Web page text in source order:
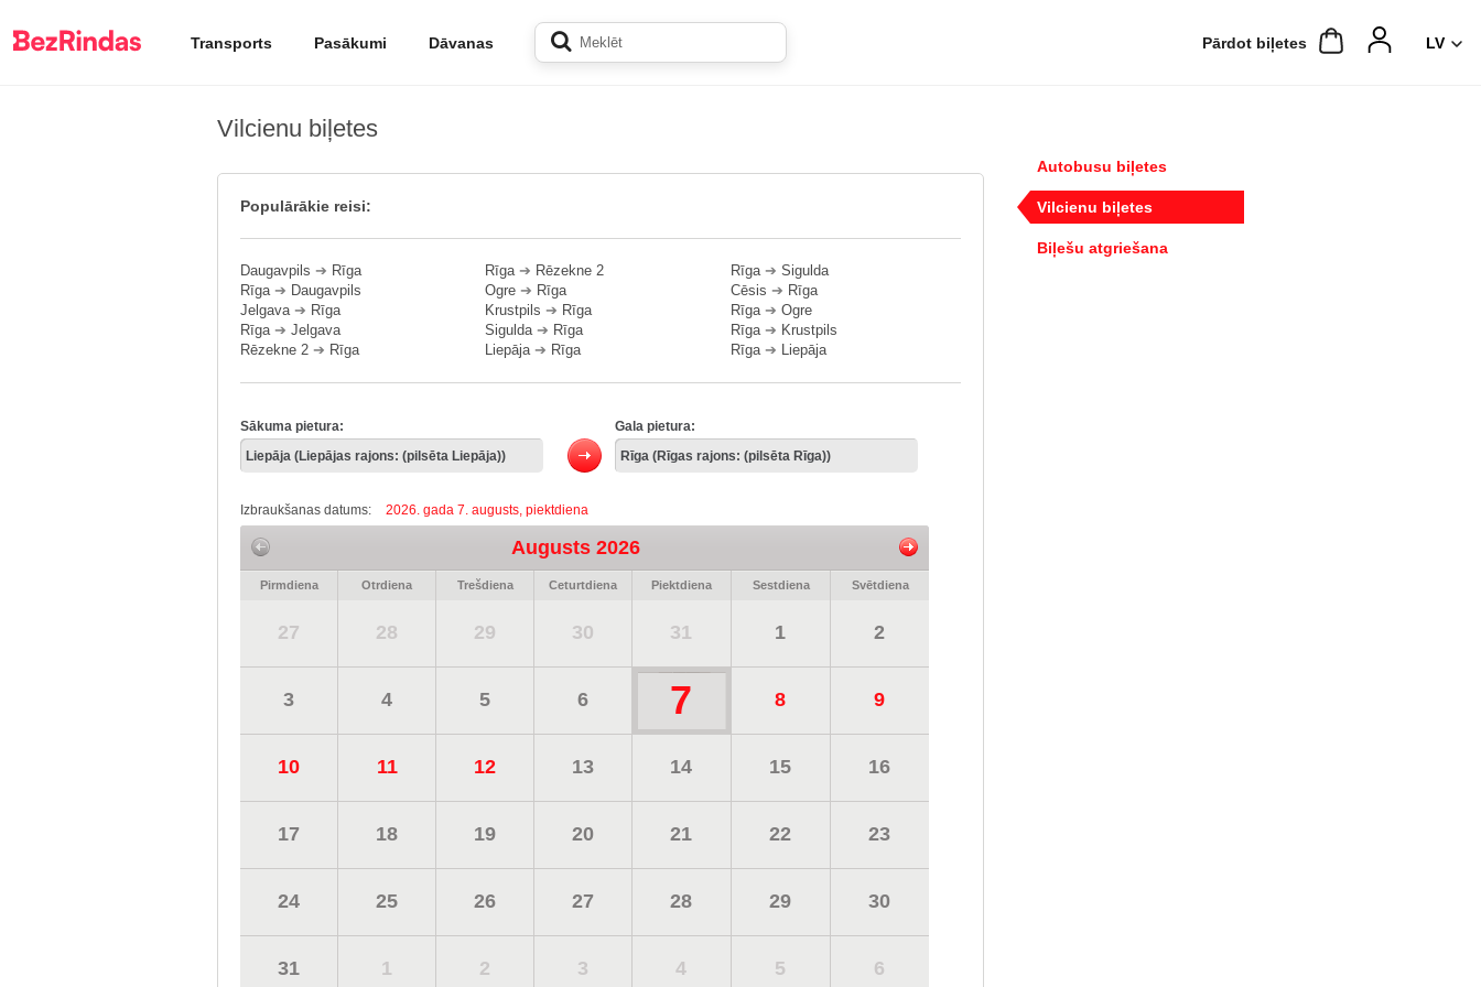
Transports Pasākumi Dāvanas Pārdot biļetes
Vilcienu biļetes
Populārākie reisi:
Daugavpils ➔ Rīga
Rīga➔ Daugavpils
Jelgava➔ Rīga
Rīga➔ Jelgava
Rēzekne 2 ➔ Rīga
Rīga➔ Rēzekne 2
Ogre ➔ Rīga
Krustpils ➔ Rīga
Sigulda➔ Rīga
Liepāja➔ Rīga
Rīga➔ Sigulda
Cēsis ➔ Rīga
Rīga➔ Ogre
Rīga➔ Krustpils
Rīga➔ Liepāja
Sākuma pietura: Gala pietura:
Izbraukšanas datums: 2026. gada 7. augusts, piektdiena
Augusts 2026
Pirmdiena Otrdiena Trešdiena Ceturtdiena Piektdiena Sestdiena Svētdiena
27 28 29 30 31 1 2
3 4 5 6 7 8 9
10 11 12 13 14 15 16
17 18 19 20 21 22 23
24 25 26 27 28 29 30
31 1 2 3 4 5 6
Autobusu biļetes
Vilcienu biļetes
Biļešu atgriešana